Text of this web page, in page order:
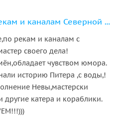
На частном катере по рекам и каналам Северной Венеции
рекам и каналам с
своего дела!
чувством юмора.
историю Питера ,с воды,!
Невы,мастерски
другие катера и кораблики.